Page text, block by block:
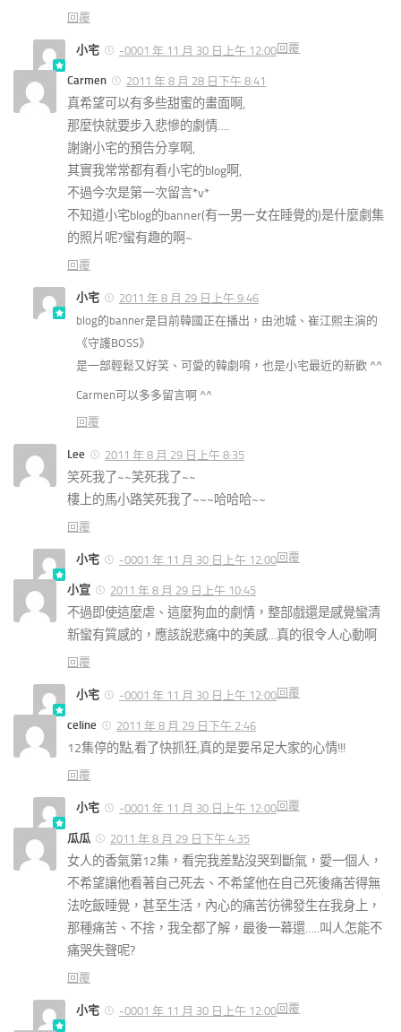
回覆
小宅 -0001 年 11 月 30 日上午 12:00回覆
Carmen 2011 年 8 月 28 日下午 8:41
真希望可以有多些甜蜜的畫面啊,
那麼快就要步入悲慘的劇情….
謝謝小宅的預告分享啊,
其實我常常都有看小宅的blog啊,
不過今次是第一次留言*v*
不知道小宅blog的banner(有一男一女在睡覺的)是什麼劇集
的照片呢?蠻有趣的啊~
回覆
小宅
2011 年 8 月 29 日上午 9:46
blog的banner是目前韓國正在播出，由池城、崔江熙主演的
《守護BOSS》
是一部輕鬆又好笑、可愛的韓劇唷，也是小宅最近的新歡 ^^
Carmen可以多多留言啊 ^^
回覆
Lee 2011 年 8 月 29 日上午 8:35
笑死我了~~笑死我了~~
樓上的馬小路笑死我了~~~哈哈哈~~
回覆
小宅 -0001 年 11 月 30 日上午 12:00回覆
小宣 2011 年 8 月 29 日上午 10:45
不過即使這麼虐、這麼狗血的劇情，整部戲還是感覺蠻清
新蠻有質感的，應該說悲痛中的美感…真的很令人心動啊
回覆
小宅 -0001 年 11 月 30 日上午 12:00回覆
celine 2011 年 8 月 29 日下午 2:46
12集停的點,看了快抓狂,真的是要吊足大家的心情!!!
回覆
小宅 -0001 年 11 月 30 日上午 12:00回覆
瓜瓜 2011 年 8 月 29 日下午 4:35
女人的香氣第12集，看完我差點沒哭到斷氣，愛一個人，
不希望讓他看著自己死去、不希望他在自己死後痛苦得無
法吃飯睡覺，甚至生活，內心的痛苦彷彿發生在我身上，
那種痛苦、不捨，我全都了解，最後一幕還…..叫人怎能不
痛哭失聲呢?
回覆
小宅 -0001 年 11 月 30 日上午 12:00回覆